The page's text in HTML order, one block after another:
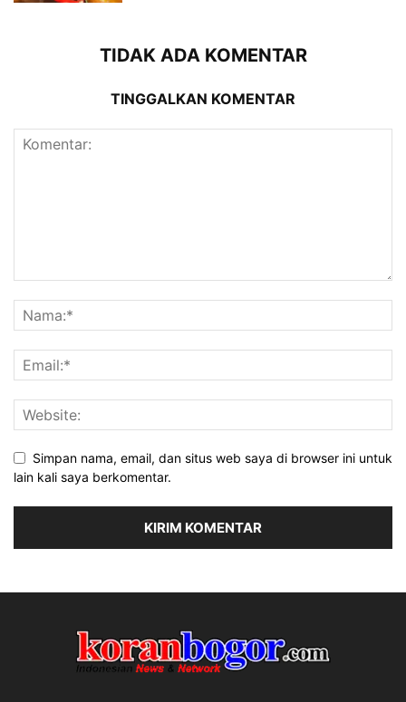
TIDAK ADA KOMENTAR
TINGGALKAN KOMENTAR
Simpan nama, email, dan situs web saya di browser ini untuk
lain kali saya berkomentar.